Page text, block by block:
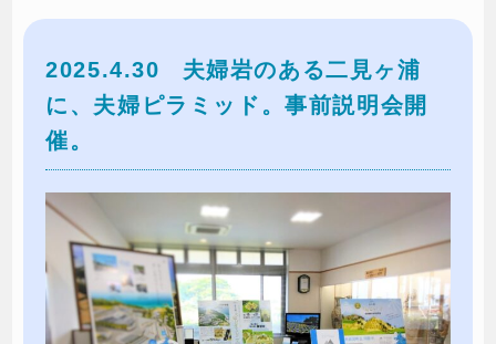
2025.4.30
夫婦岩のある二見ヶ浦
に、夫婦ピラミッド。事前説明会開
催。